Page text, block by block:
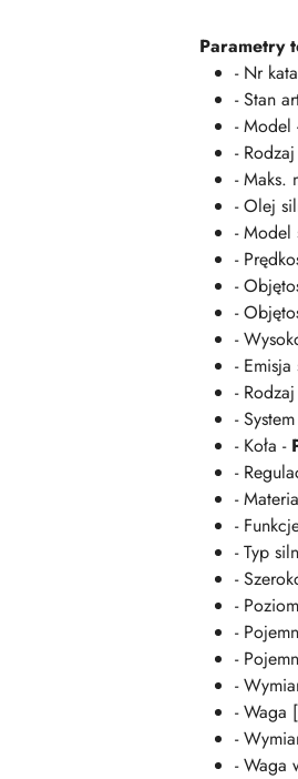
Parametry
- Nr
- Stan
- Model
-
- Maks.
- Olej
- Model
-
-
-
-
-
-
-
- Koła -
-
-
-
- Typ
-
-
-
-
-
- Waga
-
- Waga